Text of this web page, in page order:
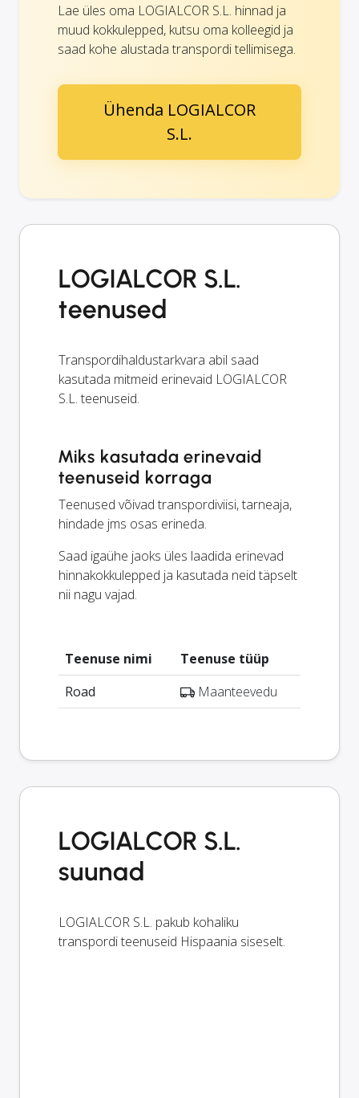
Lae üles oma LOGIALCOR S.L. hinnad ja
muud kokkulepped, kutsu oma kolleegid ja
saad kohe alustada transpordi tellimisega.
Ühenda LOGIALCOR
S.L.
LOGIALCOR S.L.
teenused
Transpordihaldustarkvara abil saad
kasutada mitmeid erinevaid LOGIALCOR
S.L. teenuseid.
Miks kasutada erinevaid
teenuseid korraga
Teenused võivad transpordiviisi, tarneaja,
hindade jms osas erineda.
Saad igaühe jaoks üles laadida erinevad
hinnakokkulepped ja kasutada neid täpselt
nii nagu vajad.
Teenuse nimi
Teenuse tüüp
Road
Maanteevedu
LOGIALCOR S.L.
suunad
LOGIALCOR S.L. pakub kohaliku
transpordi teenuseid Hispaania siseselt.